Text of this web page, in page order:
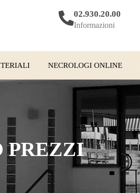
02.930.20.00
Informazioni
NECROLOGI ONLINE
PREZZI